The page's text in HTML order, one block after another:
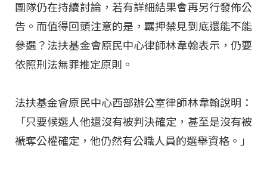
團隊仍在持續討論，若有詳細結果會再另行發佈公
告。而值得回頭注意的是，羈押禁見到底還能不能
參選？法扶基金會原民中心律師林韋翰表示，仍要
依照刑法無罪推定原則。
法扶基金會原民中心西部辦公室律師林韋翰說明：
「只要候選人他還沒有被判決確定，甚至是沒有被
褫奪公權確定，他仍然有公職人員的選舉資格。」